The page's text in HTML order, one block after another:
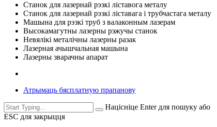
Станок для лазернай рэзкі ліставога металу
Станок для лазернай рэзкі ліставага і трубчастага металу
Машына для рэзкі труб з валаконным лазерам
Высокамагутны лазерны рэжучы станок
Невялікі металічны лазерны разак
Лазерная ачышчальная машына
Лазерны зварачны апарат
Атрымаць бясплатную прапанову
Націсніце Enter для пошуку або
ESC для закрыцця